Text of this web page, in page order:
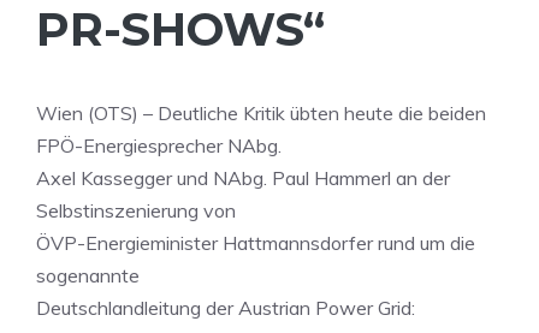
PR-SHOWS“
Wien (OTS) – Deutliche Kritik übten heute die beiden
FPÖ-Energiesprecher NAbg.
Axel Kassegger und NAbg. Paul Hammerl an der
Selbstinszenierung von
ÖVP-Energieminister Hattmannsdorfer rund um die
sogenannte
Deutschlandleitung der Austrian Power Grid: